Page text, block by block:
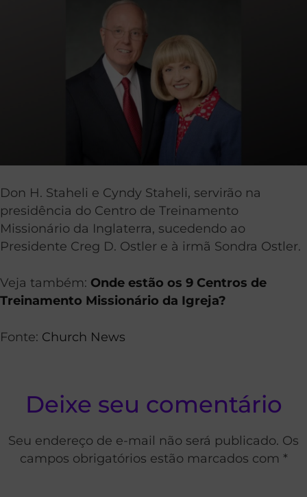
Don H. Staheli e Cyndy Staheli, servirão na
presidência do Centro de Treinamento
Missionário da Inglaterra, sucedendo ao
Presidente Creg D. Ostler e à irmã Sondra Ostler.
Veja também: Onde estão os 9 Centros de
Treinamento Missionário da Igreja?
Fonte: Church News
Deixe seu comentário
Seu endereço de e-mail não será publicado. Os
campos obrigatórios estão marcados com *